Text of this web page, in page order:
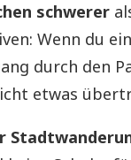
schwerer
Wenn du
durch den
etwas